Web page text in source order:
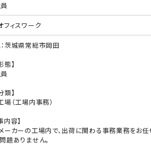
フィスワーク
茨城県常総市岡田
態】
類】
場（工場内事務）
内容】
ーカーの工場内で、出荷に関わる事務業務をお
題ありません。